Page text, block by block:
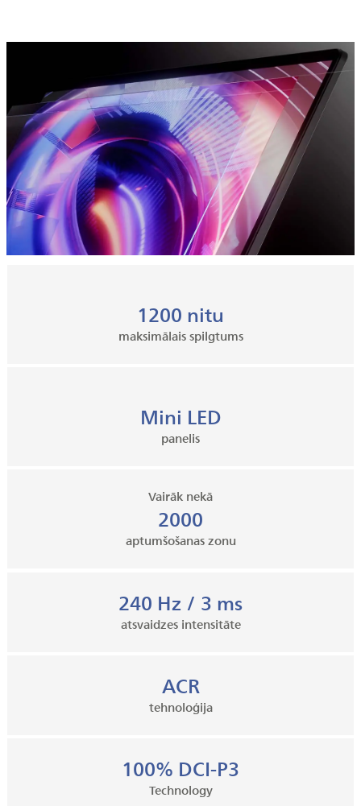
1200 nitu
maksimālais spilgtums
Mini LED
panelis
Vairāk nekā
2000
aptumšošanas zonu
240 Hz / 3 ms
atsvaidzes intensitāte
ACR
tehnoloģija
100% DCI-P3
Technology